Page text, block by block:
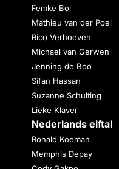
Femke Bol
Mathieu van der Poel
Rico Verhoeven
Michael van Gerwen
Jenning de Boo
Sifan Hassan
Suzanne Schulting
Lieke Klaver
Nederlands elftal
Ronald Koeman
Memphis Depay